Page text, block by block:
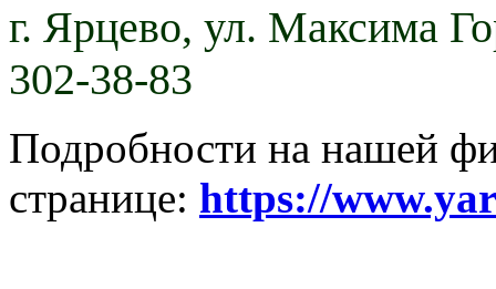
г. Ярцево, ул. Максима
302-38-83
Подробности на нашей
странице: https://